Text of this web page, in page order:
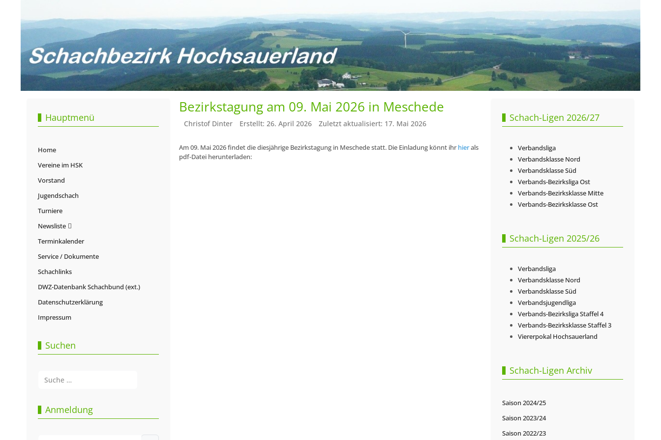
Hauptmenü
Home
Vereine im HSK
Vorstand
Jugendschach
Turniere
Newsliste
Terminkalender
Service / Dokumente
Schachlinks
DWZ-Datenbank Schachbund (ext.)
Datenschutzerklärung
Impressum
Suchen
Anmeldung
Bezirkstagung am 09. Mai 2026 in Meschede
Christof Dinter Erstellt: 26. April 2026 Zuletzt aktualisiert: 17. Mai 2026
Am 09. Mai 2026 findet die diesjährige Bezirkstagung in Meschede statt. Die Einladung könnt ihr hierals
pdf-Datei herunterladen:
Schach-Ligen 2026/27
Verbandsliga
Verbandsklasse Nord
Verbandsklasse Süd
Verbands-Bezirksliga Ost
Verbands-Bezirksklasse Mitte
Verbands-Bezirksklasse Ost
Schach-Ligen 2025/26
Verbandsliga
Verbandsklasse Nord
Verbandsklasse Süd
Verbandsjugendliga
Verbands-Bezirksliga Staffel 4
Verbands-Bezirksklasse Staffel 3
Viererpokal Hochsauerland
Schach-Ligen Archiv
Saison 2024/25
Saison 2023/24
Saison 2022/23